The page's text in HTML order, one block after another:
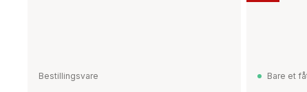
Bestillingsvare Bare et